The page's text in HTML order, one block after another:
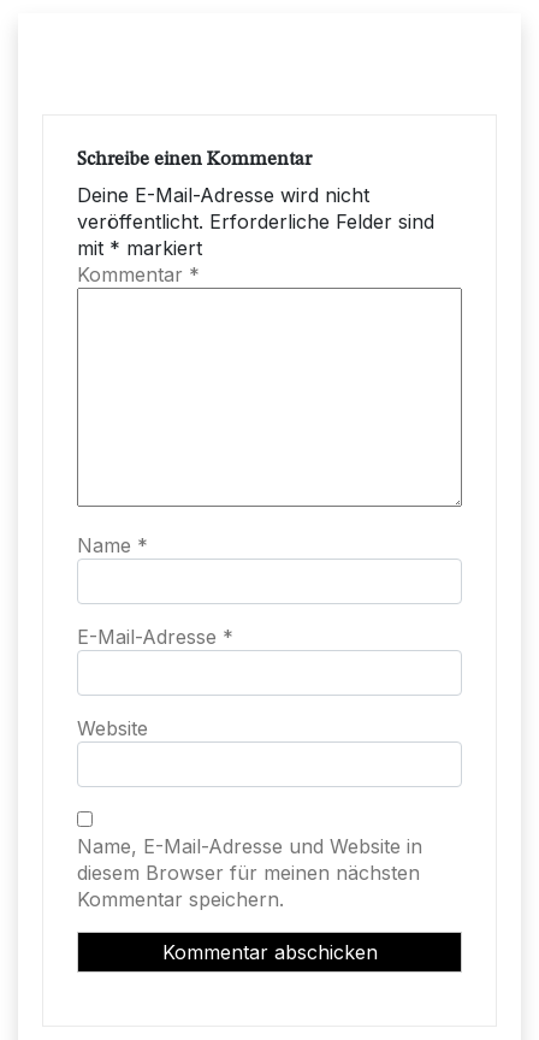
Schreibe einen Kommentar
Deine E-Mail-Adresse wird nicht
veröffentlicht. Erforderliche Felder sind
mit * markiert
Kommentar *
Name *
E-Mail-Adresse *
Website
Name, E-Mail-Adresse und Website in
diesem Browser für meinen nächsten
Kommentar speichern.